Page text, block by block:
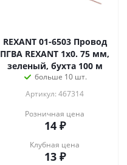
REXANT 01-6503 Провод
ПГВА REXANT 1х0. 75 мм,
зеленый, бухта 100 м
больше 10 шт.
Артикул: 467314
Розничная цена
14₽
Клубная цена
13₽